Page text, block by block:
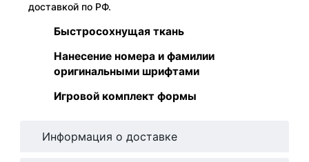
доставкой по РФ.
Быстросохнущая ткань
Нанесение номера и фамилии
оригинальными шрифтами
Игровой комплект формы
Информация о доставке